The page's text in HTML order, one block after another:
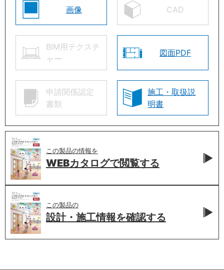
画像 CAD
BIM用テクスチ
ャー
図面PDF
申請関係認定
書類
施工・取扱説
明書
この製品の情報を
WEBカタログで閲覧する
この製品の
設計・施工情報を確認する